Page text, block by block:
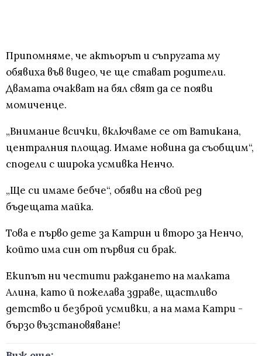
Припомняме, че актьорът и съпругата му
обявиха във видео, че ще стават родители.
Двамата очакват на бял свят да се появи
момиченце.
„Внимание всички, включваме се от Ватикана,
централния площад. Имаме новина да съобщим“,
сподели с широка усмивка Ненчо.
„Ще си имаме бебче“, обяви на свой ред
бъдещата майка.
Това е първо дете за Катрин и второ за Ненчо,
който има син от първия си брак.
Екипът ни честити раждането на малката
Алина, като й пожелава здраве, щастливо
детство и безброй усмивки, а на мама Катри -
бързо възстановяване!